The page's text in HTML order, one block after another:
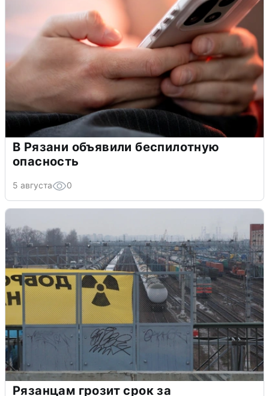
В Рязани объявили беспилотную
опасность
5 августа 0
Рязанцам грозит срок за